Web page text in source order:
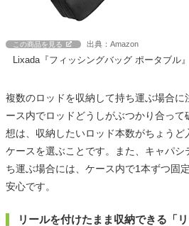
この商品を見る 出典：Amazon
Lixada『フィッシングバッグ ポータブル』
複数のロッドを収納して持ち運ぶ場合に
ース内でロッドどうしがぶつかり合っ
想は、収納したいロッド本数がちょうど
ケースを選ぶことです。また、キャパ
ち運ぶ場合には、ケース内で1本ずつ固
安心です。
リールを付けたまま収納できる「リ